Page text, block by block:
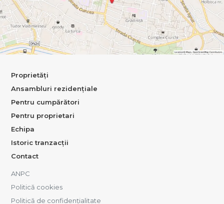
Proprietăți
Ansambluri rezidențiale
Pentru cumpărători
Pentru proprietari
Echipa
Istoric tranzacții
Contact
ANPC
Politică cookies
Politică de confidențialitate